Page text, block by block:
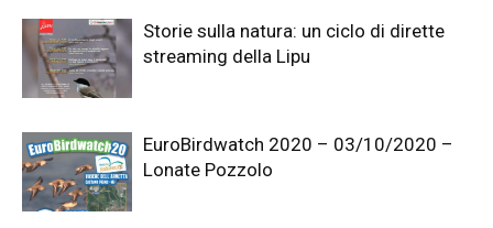
Storie sulla natura: un ciclo di dirette
streaming della Lipu
EuroBirdwatch 2020 – 03/10/2020 –
Lonate Pozzolo